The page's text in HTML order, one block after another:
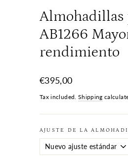
Almohadillas
AB1266
rendimiento
Regular
€395,00
Tax included. Shipping
AJUSTE DE LA